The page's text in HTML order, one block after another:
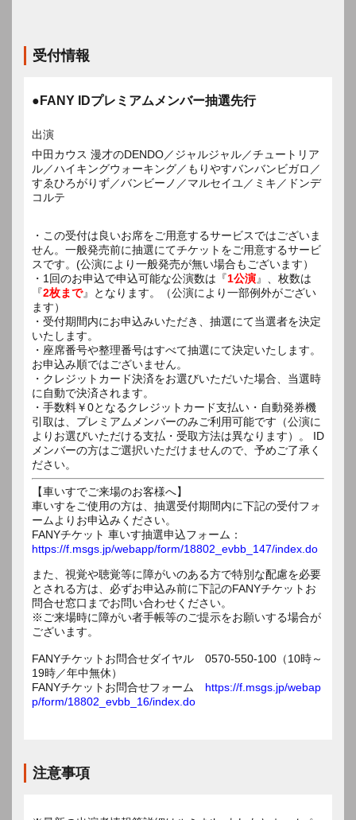
受付情報
●FANY IDプレミアムメンバー抽選先行
出演
中田カウス 漫才のDENDO／ジャルジャル／チュートリア
ル／ハイキングウォーキング／もりやすバンバンビガロ／
すゑひろがりず／バンビーノ／マルセイユ／ミキ／ドンデ
コルテ
・この受付は良いお席をご用意するサービスではございま
せん。一般発売前に抽選にてチケットをご用意するサービ
スです。(公演により一般発売が無い場合もございます）
・1回のお申込で申込可能な公演数は『1公演』、枚数は
『2枚まで』となります。（公演により一部例外がござい
ます）
・受付期間内にお申込みいただき、抽選にて当選者を決定
いたします。
・座席番号や整理番号はすべて抽選にて決定いたします。
お申込み順ではございません。
・クレジットカード決済をお選びいただいた場合、当選時
に自動で決済されます。
・手数料￥0となるクレジットカード支払い・自動発券機
引取は、プレミアムメンバーのみご利用可能です（公演に
よりお選びいただける支払・受取方法は異なります）。 ID
メンバーの方はご選択いただけませんので、予めご了承く
ださい。
【車いすでご来場のお客様へ】
車いすをご使用の方は、抽選受付期間内に下記の受付フォ
ームよりお申込みください。
FANYチケット 車いす抽選申込フォーム：
https://f.msgs.jp/webapp/form/18802_evbb_147/index.do
また、視覚や聴覚等に障がいのある方で特別な配慮を必要
とされる方は、必ずお申込み前に下記のFANYチケットお
問合せ窓口までお問い合わせください。
※ご来場時に障がい者手帳等のご提示をお願いする場合が
ございます。
FANYチケットお問合せダイヤル 0570-550-100（10時～
19時／年中無休）
FANYチケットお問合せフォーム https://f.msgs.jp/webap
p/form/18802_evbb_16/index.do
注意事項